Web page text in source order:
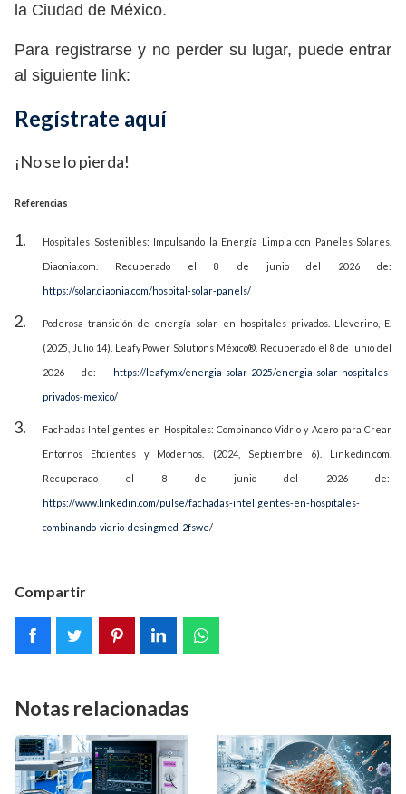
la Ciudad de México.
Para registrarse y no perder su lugar, puede entrar
al siguiente link:
Regístrate aquí
¡No se lo pierda!
Referencias
Hospitales Sostenibles: Impulsando la Energía Limpia con Paneles Solares.
Diaonia.com. Recuperado el 8 de junio del 2026 de:
https://solar.diaonia.com/hospital-solar-panels/
Poderosa transición de energía solar en hospitales privados. Lleverino, E.
(2025, Julio 14). Leafy Power Solutions México®. Recuperado el 8 de junio del
2026 de: https://leafy.mx/energia-solar-2025/energia-solar-hospitales-
privados-mexico/
Fachadas Inteligentes en Hospitales: Combinando Vidrio y Acero para Crear
Entornos Eficientes y Modernos. (2024, Septiembre 6). Linkedin.com.
Recuperado el 8 de junio del 2026 de:
https://www.linkedin.com/pulse/fachadas-inteligentes-en-hospitales-
combinando-vidrio-desingmed-2fswe/
Compartir
Notas relacionadas